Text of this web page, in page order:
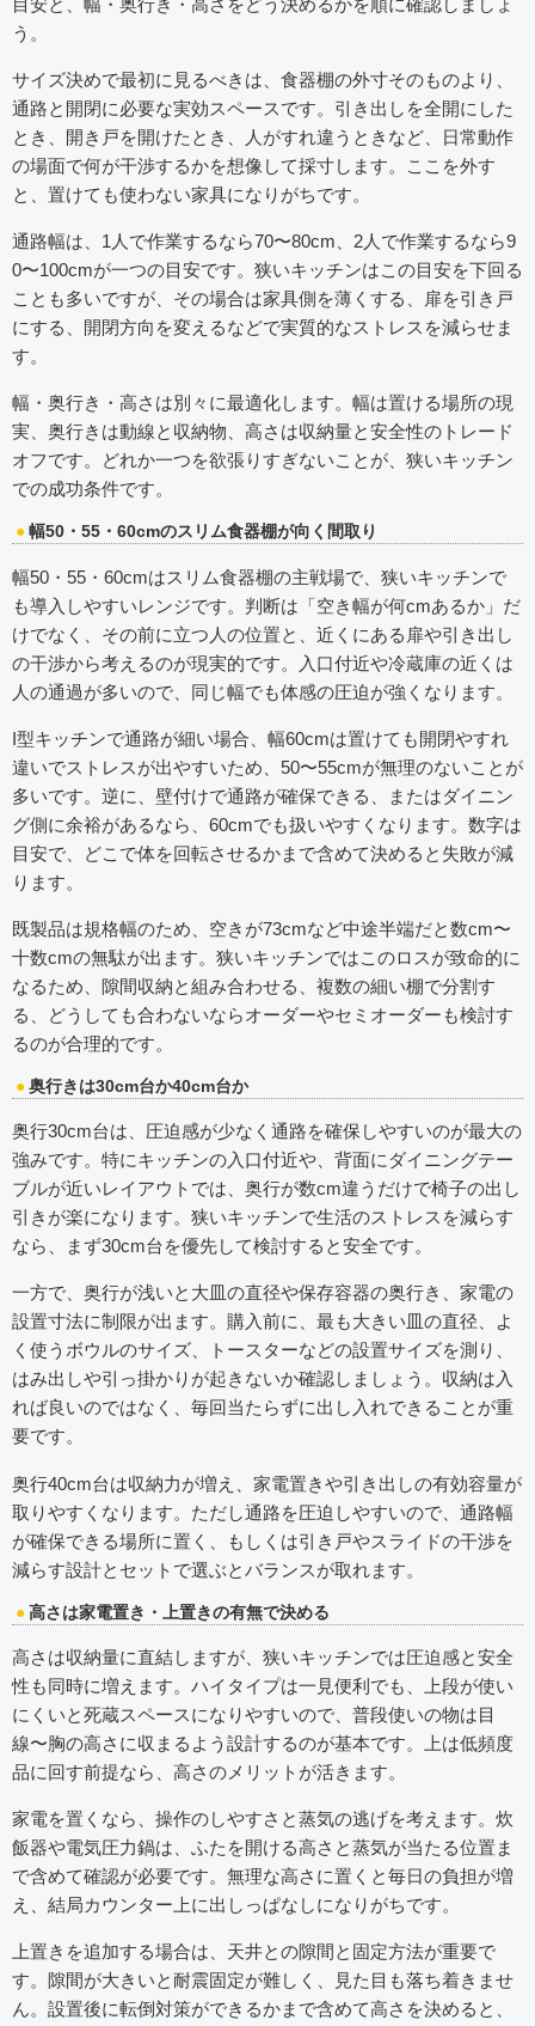
う。
サイズ決めで最初に見るべきは、食器棚の外寸そのものより、
通路と開閉に必要な実効スペースです。引き出しを全開にした
とき、開き戸を開けたとき、人がすれ違うときなど、日常動作
の場面で何が干渉するかを想像して採寸します。ここを外す
と、置けても使わない家具になりがちです。
通路幅は、1人で作業するなら70〜80cm、2人で作業するなら9
0〜100cmが一つの目安です。狭いキッチンはこの目安を下回る
ことも多いですが、その場合は家具側を薄くする、扉を引き戸
にする、開閉方向を変えるなどで実質的なストレスを減らせま
す。
幅・奥行き・高さは別々に最適化します。幅は置ける場所の現
実、奥行きは動線と収納物、高さは収納量と安全性のトレード
オフです。どれか一つを欲張りすぎないことが、狭いキッチン
での成功条件です。
幅50・55・60cmのスリム食器棚が向く間取り
幅50・55・60cmはスリム食器棚の主戦場で、狭いキッチンで
も導入しやすいレンジです。判断は「空き幅が何cmあるか」だ
けでなく、その前に立つ人の位置と、近くにある扉や引き出し
の干渉から考えるのが現実的です。入口付近や冷蔵庫の近くは
人の通過が多いので、同じ幅でも体感の圧迫が強くなります。
I型キッチンで通路が細い場合、幅60cmは置けても開閉やすれ
違いでストレスが出やすいため、50〜55cmが無理のないことが
多いです。逆に、壁付けで通路が確保できる、またはダイニン
グ側に余裕があるなら、60cmでも扱いやすくなります。数字は
目安で、どこで体を回転させるかまで含めて決めると失敗が減
ります。
既製品は規格幅のため、空きが73cmなど中途半端だと数cm〜
十数cmの無駄が出ます。狭いキッチンではこのロスが致命的に
なるため、隙間収納と組み合わせる、複数の細い棚で分割す
る、どうしても合わないならオーダーやセミオーダーも検討す
るのが合理的です。
奥行きは30cm台か40cm台か
奥行30cm台は、圧迫感が少なく通路を確保しやすいのが最大の
強みです。特にキッチンの入口付近や、背面にダイニングテー
ブルが近いレイアウトでは、奥行が数cm違うだけで椅子の出し
引きが楽になります。狭いキッチンで生活のストレスを減らす
なら、まず30cm台を優先して検討すると安全です。
一方で、奥行が浅いと大皿の直径や保存容器の奥行き、家電の
設置寸法に制限が出ます。購入前に、最も大きい皿の直径、よ
く使うボウルのサイズ、トースターなどの設置サイズを測り、
はみ出しや引っ掛かりが起きないか確認しましょう。収納は入
れば良いのではなく、毎回当たらずに出し入れできることが重
要です。
奥行40cm台は収納力が増え、家電置きや引き出しの有効容量が
取りやすくなります。ただし通路を圧迫しやすいので、通路幅
が確保できる場所に置く、もしくは引き戸やスライドの干渉を
減らす設計とセットで選ぶとバランスが取れます。
高さは家電置き・上置きの有無で決める
高さは収納量に直結しますが、狭いキッチンでは圧迫感と安全
性も同時に増えます。ハイタイプは一見便利でも、上段が使い
にくいと死蔵スペースになりやすいので、普段使いの物は目
線〜胸の高さに収まるよう設計するのが基本です。上は低頻度
品に回す前提なら、高さのメリットが活きます。
家電を置くなら、操作のしやすさと蒸気の逃げを考えます。炊
飯器や電気圧力鍋は、ふたを開ける高さと蒸気が当たる位置ま
で含めて確認が必要です。無理な高さに置くと毎日の負担が増
え、結局カウンター上に出しっぱなしになりがちです。
上置きを追加する場合は、天井との隙間と固定方法が重要で
す。隙間が大きいと耐震固定が難しく、見た目も落ち着きませ
ん。設置後に転倒対策ができるかまで含めて高さを決めると、